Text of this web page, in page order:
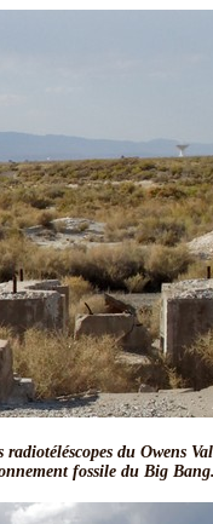
du Owens
fossile du Big